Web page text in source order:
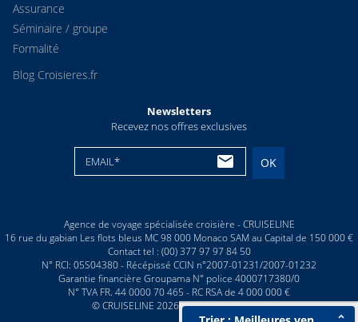
Assurance
Séminaire / groupe
Formalité
Blog Croisieres.fr
Newsletters
Recevez nos offres exclusives
EMAIL* OK
Agence de voyage spécialisée croisière - CRUISELINE
16 rue du gabian Les flots bleus MC 98 000 Monaco SAM au Capital de 150 000 €
Contact tel : (00) 377 97 97 84 50
N° RCI: 05S04380 - Récépissé CCIN n°2007-01231/2007-01232
Garantie financière Groupama N° police 4000717380/0
N° TVA FR. 44 0000 70 465 - RC RSA de 4 000 000 €
© CRUISELINE 2026 - all rights reserved